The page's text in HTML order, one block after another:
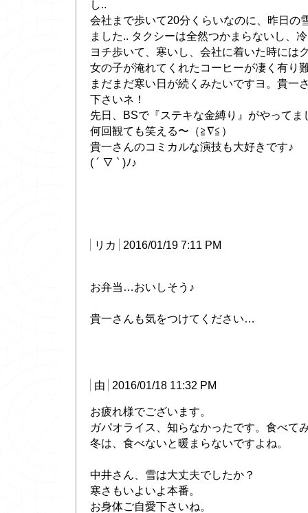
し..
会社まで歩いて20分くらいなのに、昨日の
ました.. タクシーは全然つかまらないし、
ヨチ歩いて、寒いし、会社に着いた時には
女の子が淹れてくれたコーヒーが凄く有り
まだまだ寒い日が続くみたいですヨ。貴一
下さいネ！
先日、BSで『ステキな金縛り』がやって
何回観ても笑える〜（≧∇≦）
貴一さんのコミカルな演技も大好きです♪
( ´ ▽ ` )ﾉ♪
リカ 2016/01/19 7:11 PM
お弁当…おいしそう♪
貴一さんも気をつけてください…
由 2016/01/18 11:32 PM
お疲れ様でございます。
ガパオライス、知らなかったです。食べて
冬は、食べないと暖まらないですよね。
中井さん、雪は大丈夫でしたか？
寒さもいよいよ本番。
お身体ご自愛下さいね。